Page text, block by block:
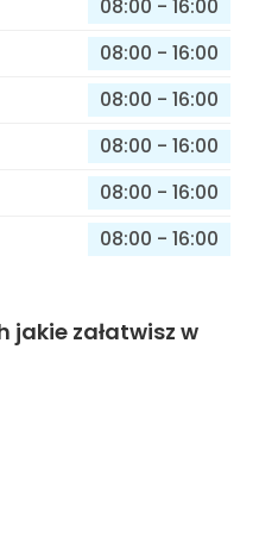
08:00 - 16:00
08:00 - 16:00
08:00 - 16:00
08:00 - 16:00
08:00 - 16:00
08:00 - 16:00
załatwisz w